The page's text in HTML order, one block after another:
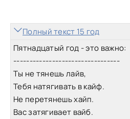
Полный текст 15 год
Пятнадцатый год - это важно:
---------------------------------
Ты не тянешь лайв,
Тебя натягивать в кайф.
Не перетянешь хайп.
Вас затягивает вайб.